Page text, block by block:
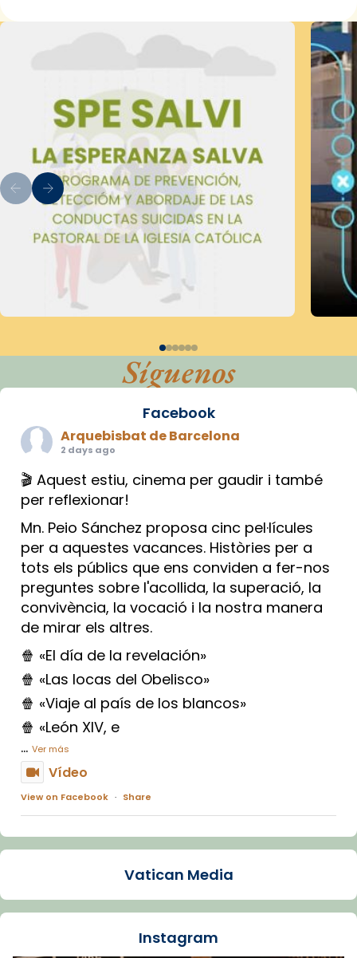
Síguenos
Facebook
Arquebisbat de Barcelona
2 days ago
🎬 Aquest estiu, cinema per gaudir i també
per reflexionar!
Mn. Peio Sánchez proposa cinc pel·lícules
per a aquestes vacances. Històries per a
tots els públics que ens conviden a fer-nos
preguntes sobre l'acollida, la superació, la
convivència, la vocació i la nostra manera
de mirar els altres.
🍿 «El día de la revelación»
🍿 «Las locas del Obelisco»
🍿 «Viaje al país de los blancos»
🍿 «León XIV, e
... Ver más
Vídeo
View on Facebook · Share
Arquebisbat de Barcelona
La Carmina va patir depressió. Fa gairebé
dos mesos, a l'Estadi Lluís Companys, la
Vatican Media
Instagram